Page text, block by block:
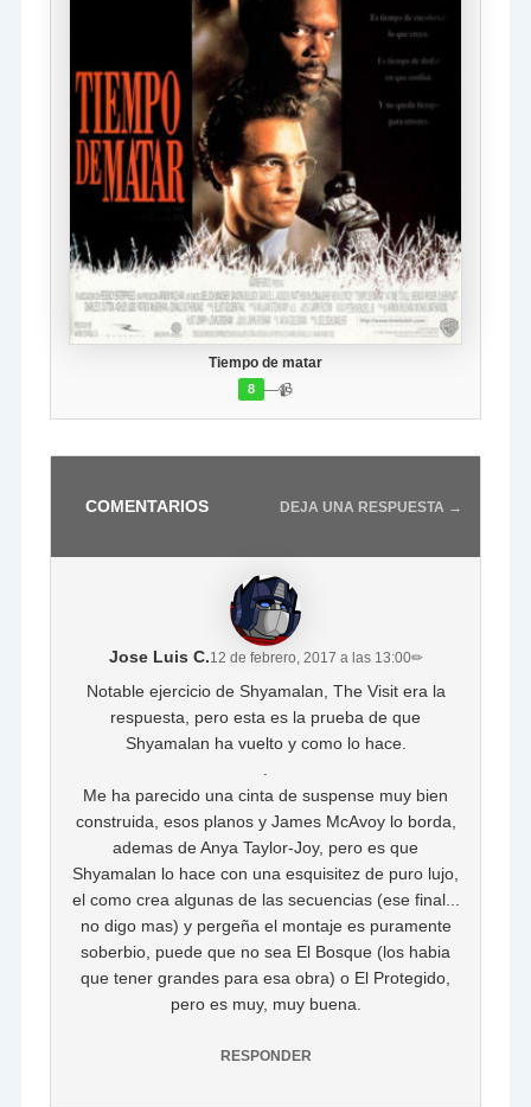
Tiempo de matar
8 —📹
COMENTARIOS DEJA UNA RESPUESTA →
Jose Luis C.12 de febrero, 2017 a las 13:00✏
Notable ejercicio de Shyamalan, The Visit era la
respuesta, pero esta es la prueba de que
Shyamalan ha vuelto y como lo hace.
.
Me ha parecido una cinta de suspense muy bien
construida, esos planos y James McAvoy lo borda,
ademas de Anya Taylor-Joy, pero es que
Shyamalan lo hace con una esquisitez de puro lujo,
el como crea algunas de las secuencias (ese final...
no digo mas) y pergeña el montaje es puramente
soberbio, puede que no sea El Bosque (los habia
que tener grandes para esa obra) o El Protegido,
pero es muy, muy buena.
RESPONDER